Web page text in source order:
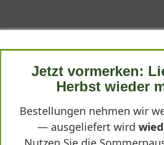
ist eine große, sehr edle und
mit einer robusten Natur und einer
Blüten im Hochsommer setzen
Jetzt vormerken:
Herbst wieder
Bestellungen nehmen wir
— ausgeliefert wird